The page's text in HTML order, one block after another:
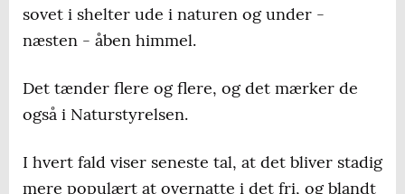
sovet i shelter ude i naturen og under -
næsten - åben himmel.
Det tænder flere og flere, og det mærker de
også i Naturstyrelsen.
I hvert fald viser seneste tal, at det bliver stadig
mere populært at overnatte i det fri, og blandt